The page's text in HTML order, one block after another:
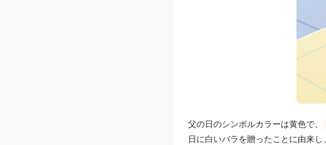
父の日のシンボルカラーは黄色で、
日に白いバラを贈ったことに由来